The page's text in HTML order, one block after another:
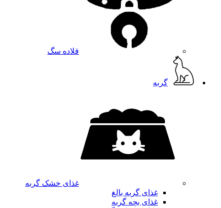
قلاده سگ
گربه
غذای خشک گربه
غذای گربه بالغ
غذای بچه گربه